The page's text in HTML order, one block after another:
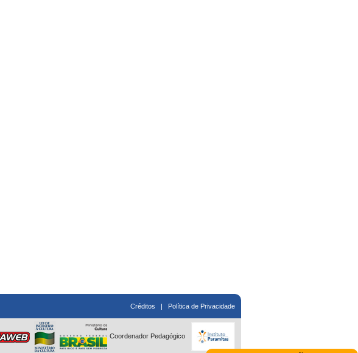
Créditos | Política de Privacidade
Coordenador Pedagógico